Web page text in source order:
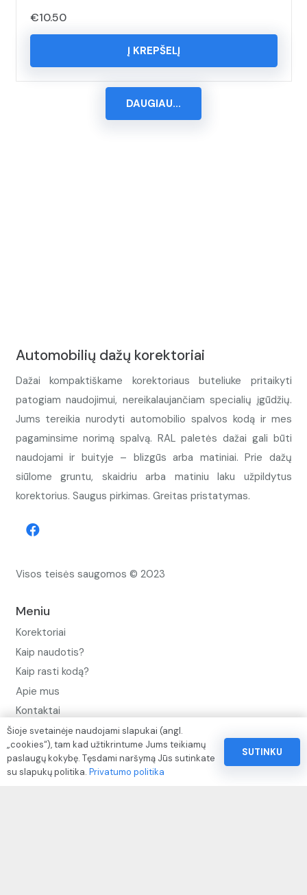
€10.50
Į KREPŠELĮ
DAUGIAU...
Automobilių dažų korektoriai
Dažai kompaktiškame korektoriaus buteliuke pritaikyti
patogiam naudojimui, nereikalaujančiam specialių įgūdžių.
Jums tereikia nurodyti automobilio spalvos kodą ir mes
pagaminsime norimą spalvą. RAL paletės dažai gali būti
naudojami ir buityje – blizgūs arba matiniai. Prie dažų
siūlome gruntu, skaidriu arba matiniu laku užpildytus
korektorius. Saugus pirkimas. Greitas pristatymas.
Visos teisės saugomos © 2023
Meniu
Korektoriai
Kaip naudotis?
Kaip rasti kodą?
Apie mus
Kontaktai
Privatumo politika
Pinigų ir prekių grąžinimo politika
Paslaugų naudojimo sąlygos ir taisyklės
Šioje svetainėje naudojami slapukai (angl.
„cookies“), tam kad užtikrintume Jums teikiamų
paslaugų kokybę. Tęsdami naršymą Jūs sutinkate
su slapukų politika. Privatumo politika
SUTINKU